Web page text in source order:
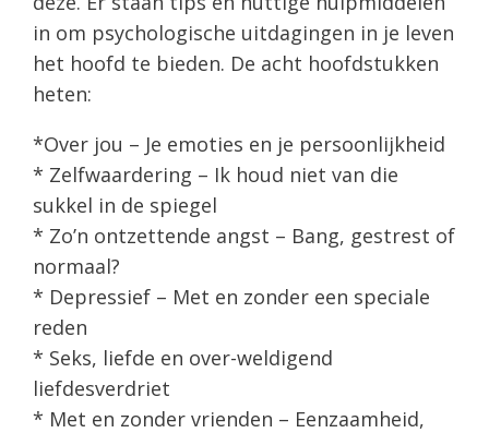
in om psychologische uitdagingen in je leven
het hoofd te bieden. De acht hoofdstukken
heten:
*Over jou – Je emoties en je persoonlijkheid
* Zelfwaardering – Ik houd niet van die
sukkel in de spiegel
* Zo’n ontzettende angst – Bang, gestrest of
normaal?
* Depressief – Met en zonder een speciale
reden
* Seks, liefde en over-weldigend
liefdesverdriet
* Met en zonder vrienden – Eenzaamheid,